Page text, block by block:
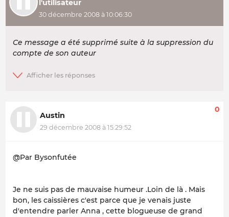
l'utilisateur
30 décembre 2008 à 10:06:30
Ce message a été supprimé suite à la suppression du
compte de son auteur
Austin
29 décembre 2008 à 15:29:52
0
@Par Bysonfutée
Je ne suis pas de mauvaise humeur .Loin de là . Mais
bon, les caissières c'est parce que je venais juste
d'entendre parler Anna , cette blogueuse de grand